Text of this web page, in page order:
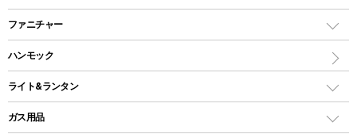
ツールームテント
ワンポールテント
シェルターテント
ロッジ型・オリジナルテント
インナーシュラフ
キャンピングベッド・コット
インフレータブルマット
ファニチャー
アウトドアテーブル
レジャーシート
ハンモック
ライト&ランタン
LEDランタン
ガス用品